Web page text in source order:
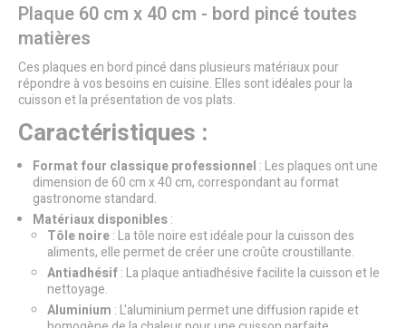
Plaque 60 cm x 40 cm - bord pincé toutes
matières
Ces plaques en bord pincé dans plusieurs matériaux pour
répondre à vos besoins en cuisine. Elles sont idéales pour la
cuisson et la présentation de vos plats.
Caractéristiques :
Format four classique professionnel : Les plaques ont une
dimension de 60 cm x 40 cm, correspondant au format
gastronome standard.
Matériaux disponibles:
Tôle noire: La tôle noire est idéale pour la cuisson des
aliments, elle permet de créer une croûte croustillante.
Antiadhésif: La plaque antiadhésive facilite la cuisson et le
nettoyage.
Aluminium : L'aluminium permet une diffusion rapide et